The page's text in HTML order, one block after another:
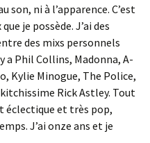
son, ni à l’apparence. C’est
je possède. J’ai des
des mixs personnels
a Phil Collins, Madonna, A-
Kylie Minogue, The Police,
Rick Astley. Tout
éclectique et très pop,
J’ai onze ans et je